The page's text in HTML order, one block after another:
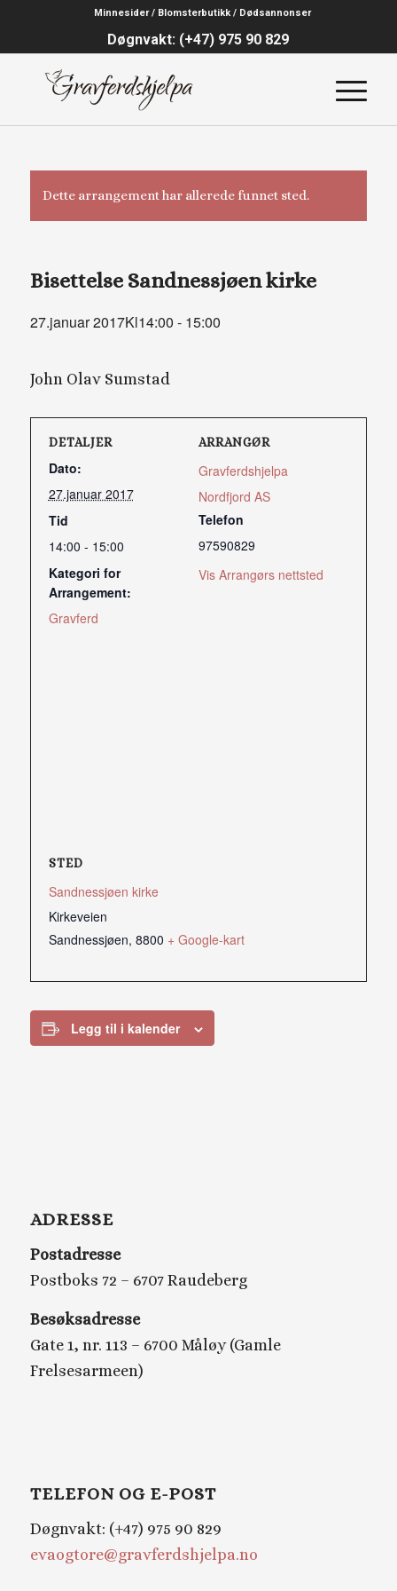
Minnesider / Blomsterbutikk / Dødsannonser
Døgnvakt: (+47) 975 90 829
Dette arrangement har allerede funnet sted.
Bisettelse Sandnessjøen kirke
27.januar 2017Kl14:00 - 15:00
John Olav Sumstad
DETALJER
Dato:
27.januar 2017
Tid
14:00 - 15:00
Kategori for
Arrangement:
Gravferd
ARRANGØR
Gravferdshjelpa
Nordfjord AS
Telefon
97590829
Vis Arrangørs nettsted
STED
Sandnessjøen kirke
Kirkeveien
Sandnessjøen, 8800 + Google-kart
Legg til i kalender
ADRESSE
Postadresse
Postboks 72 – 6707 Raudeberg
Besøksadresse
Gate 1, nr. 113 – 6700 Måløy (Gamle
Frelsesarmeen)
TELEFON OG E-POST
Døgnvakt: (+47) 975 90 829
evaogtore@gravferdshjelpa.no